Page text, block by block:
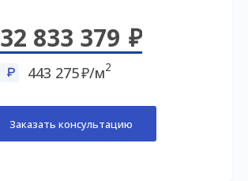
32 833 379
443 275 /м2
Заказать консультацию